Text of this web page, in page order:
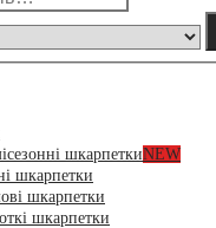
category:
шкарпеткиNEW
шкарпетки
шкарпетки
шкарпетки